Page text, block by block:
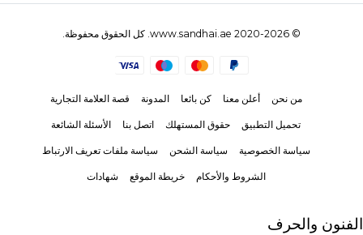
© 2020-2026 www.sandhai.ae. كل الحقوق محفوظة.
من نحن أعلن معنا كن بائعا المدونة قصة العلامة التجارية
تحميل التطبيق حقوق المستهلك اتصل بنا الأسئلة الشائعة
سياسة الخصوصية سياسة الشحن سياسة ملفات تعريف الارتباط
الشروط والأحكام خريطة الموقع شهادات
الفنون والحرف